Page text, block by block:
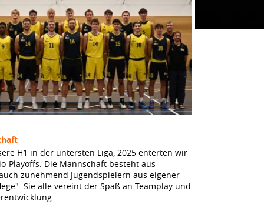
H1 in der untersten Liga, 2025 enterten wir
Playoffs. Die Mannschaft besteht aus
zunehmend Jugendspielern aus eigener
Sie alle vereint der Spaß an Teamplay und